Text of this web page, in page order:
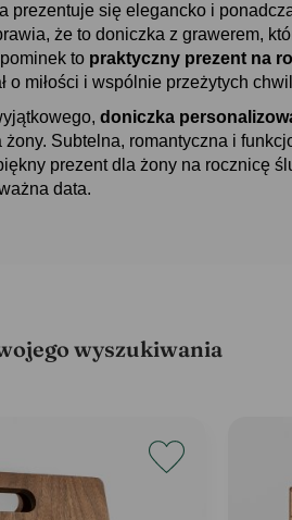
prezentuje się elegancko i
że to doniczka z grawerem,
to praktyczny prezent na
o miłości i wspólnie przeżytych
doniczka
Subtelna, romantyczna i
prezent dla żony na rocznicę
data.
wyszukiwania